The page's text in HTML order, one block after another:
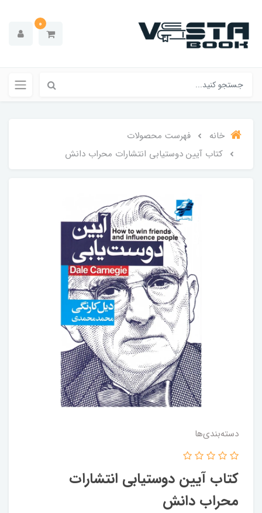
0
خانه
فهرست محصولات
کتاب آیین دوستیابی انتشارات محراب دانش
دسته‌بندی‌ها
کتاب آیین دوستیابی انتشارات
محراب دانش